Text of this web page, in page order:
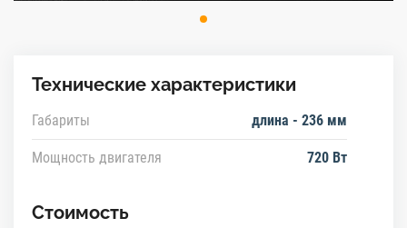
Технические характеристики
Габариты длина - 236 мм
Мощность двигателя 720 Вт
Стоимость